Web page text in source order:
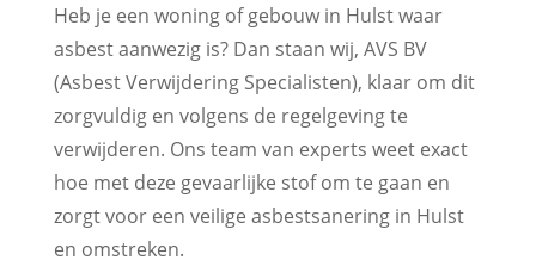
Heb je een woning of gebouw in Hulst waar
asbest aanwezig is? Dan staan wij, AVS BV
(Asbest Verwijdering Specialisten), klaar om dit
zorgvuldig en volgens de regelgeving te
verwijderen. Ons team van experts weet exact
hoe met deze gevaarlijke stof om te gaan en
zorgt voor een veilige asbestsanering in Hulst
en omstreken.